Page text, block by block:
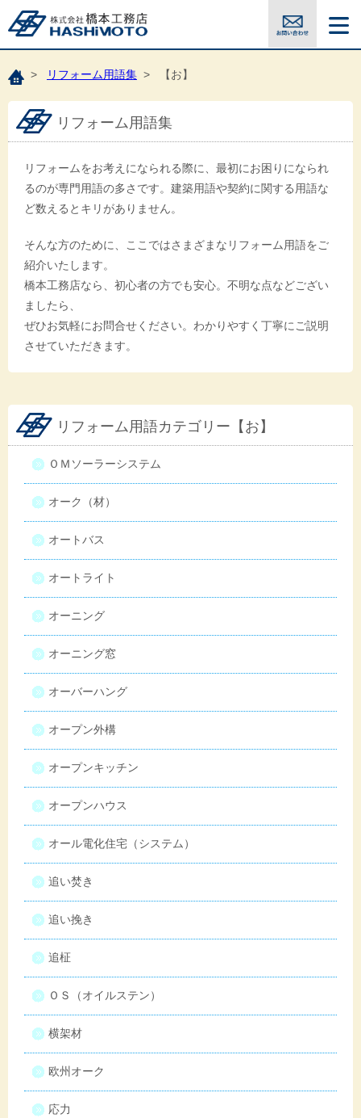
> リフォーム用語集 > 【お】
リフォーム用語集
リフォームをお考えになられる際に、最初にお困りになられ
るのが専門用語の多さです。建築用語や契約に関する用語な
ど数えるとキリがありません。
そんな方のために、ここではさまざまなリフォーム用語をご
紹介いたします。
橋本工務店なら、初心者の方でも安心。不明な点などござい
ましたら、
ぜひお気軽にお問合せください。わかりやすく丁寧にご説明
させていただきます。
リフォーム用語カテゴリー【お】
ＯＭソーラーシステム
オーク（材）
オートバス
オートライト
オーニング
オーニング窓
オーバーハング
オープン外構
オープンキッチン
オープンハウス
オール電化住宅（システム）
追い焚き
追い挽き
追柾
ＯＳ（オイルステン）
横架材
欧州オーク
応力